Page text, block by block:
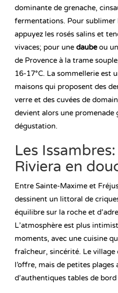
dominante de grenache,
fermentations. Pour sublimer
appuyez les rosés salins et
vivaces; pour une daubeou un
de Provence à la trame
16-17°C. La sommellerie est
maisons qui proposent des
verre et des cuvées de
devient alors une promenade
dégustation.
Les Issambres:
Riviera en
Entre Sainte-Maxime et
dessinent un littoral de
équilibre sur la roche et
L’atmosphère est plus
moments, avec une cuisine
fraîcheur, sincérité. Le village
l’offre, mais de petites plages
d’authentiques tables de